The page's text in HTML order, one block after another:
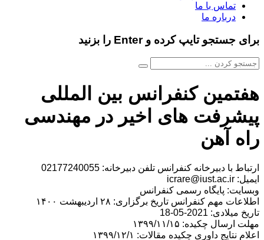
تماس با ما
درباره ما
برای جستجو تایپ کرده و Enter را بزنید
هفتمین کنفرانس بین المللی
پیشرفت های اخیر در مهندسی
راه آهن
ارتباط با دبیرخانه کنفرانس تلفن دبیرخانه: 02177240055
ایمیل: icrare@iust.ac.ir
وبسایت: پایگاه رسمی کنفرانس
اطلاعات مهم کنفرانس تاریخ برگزاری: ۲۸ اردیبهشت ۱۴۰۰
تاریخ میلادی: 2021-05-18
مهلت ارسال چکیده: ۱۳۹۹/۱۱/۱۵
اعلام نتایج داوری چکیده مقالات: ۱۳۹۹/۱۲/۱